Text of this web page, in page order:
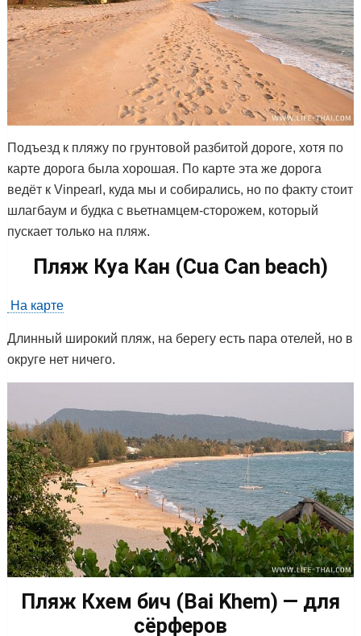
Подъезд к пляжу по грунтовой разбитой дороге, хотя по
карте дорога была хорошая. По карте эта же дорога
ведёт к Vinpearl, куда мы и собирались, но по факту стоит
шлагбаум и будка с вьетнамцем-сторожем, который
пускает только на пляж.
Пляж Куа Кан (Cua Can beach)
На карте
Длинный широкий пляж, на берегу есть пара отелей, но в
округе нет ничего.
Пляж Кхем бич (Bai Khem) — для
сёрферов